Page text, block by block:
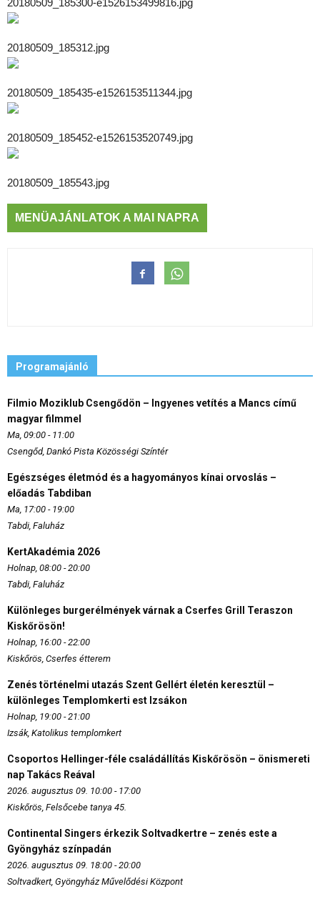
20180509_185300-e1526153499816.jpg
20180509_185312.jpg
20180509_185435-e1526153511344.jpg
20180509_185452-e1526153520749.jpg
20180509_185543.jpg
MENÜAJÁNLATOK A MAI NAPRA
Programajánló
Filmio Moziklub Csengődön – Ingyenes vetítés a Mancs című
magyar filmmel
Ma, 09:00 - 11:00
Csengőd, Dankó Pista Közösségi Színtér
Egészséges életmód és a hagyományos kínai orvoslás –
előadás Tabdiban
Ma, 17:00 - 19:00
Tabdi, Faluház
KertAkadémia 2026
Holnap, 08:00 - 20:00
Tabdi, Faluház
Különleges burgerélmények várnak a Cserfes Grill Teraszon
Kiskőrösön!
Holnap, 16:00 - 22:00
Kiskőrös, Cserfes étterem
Zenés történelmi utazás Szent Gellért életén keresztül –
különleges Templomkerti est Izsákon
Holnap, 19:00 - 21:00
Izsák, Katolikus templomkert
Csoportos Hellinger-féle családállítás Kiskőrösön – önismereti
nap Takács Reával
2026. augusztus 09. 10:00 - 17:00
Kiskőrös, Felsőcebe tanya 45.
Continental Singers érkezik Soltvadkertre – zenés este a
Gyöngyház színpadán
2026. augusztus 09. 18:00 - 20:00
Soltvadkert, Gyöngyház Művelődési Központ